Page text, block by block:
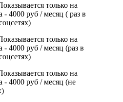
только на
- 4000 руб / месяц ( раз в
только на
- 4000 руб / месяц (раз в
только на
- 4000 руб / месяц (не